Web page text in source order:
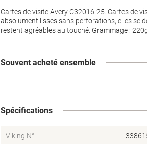
Cartes de visite Avery C32016-25. Cartes de
absolument lisses sans perforations, elles se
restent agréables au touché. Grammage :
Souvent acheté ensemble
Spécifications
Viking N°.